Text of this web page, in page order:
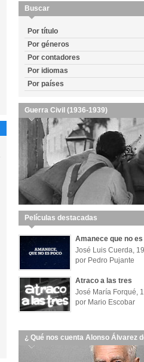
Buscar
Por título
Por géneros
Por contadores
Por idiomas
Por países
Guerra Civil (1936-1939)
Películas destacadas
Amanece que no
José Luis Cuerda,
por Pedro Pujante
Atraco a las tres
José María Forqué,
por Mario Escobar
¿ Qué nos cuenta Alonso Álvarez